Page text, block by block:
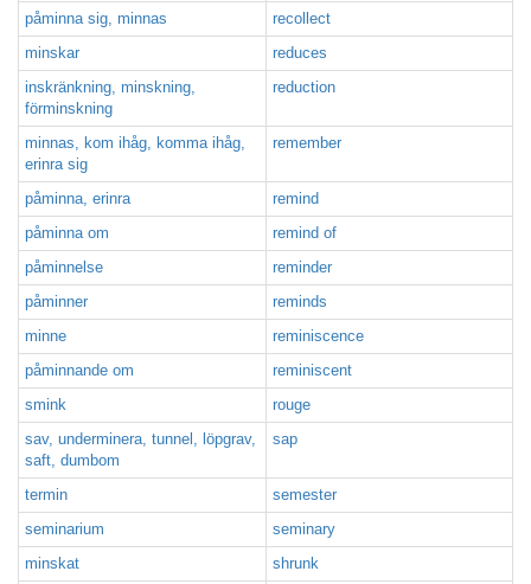
påminna sig, minnas
recollect
minskar
reduces
inskränkning, minskning,
förminskning
reduction
minnas, kom ihåg, komma ihåg,
erinra sig
remember
påminna, erinra
remind
påminna om
remind of
påminnelse
reminder
påminner
reminds
minne
reminiscence
påminnande om
reminiscent
smink
rouge
sav, underminera, tunnel, löpgrav,
saft, dumbom
sap
termin
semester
seminarium
seminary
minskat
shrunk